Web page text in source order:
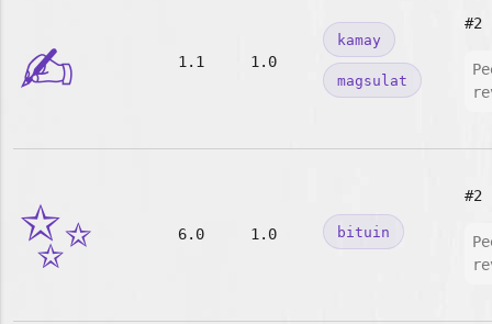
✍️ 1.1 1.0
kamay
magsulat
#2
✨ 6.0 1.0 bituin
#2